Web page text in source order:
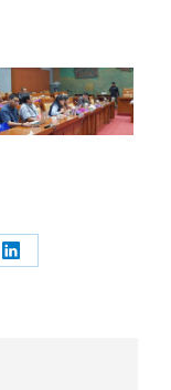
Share